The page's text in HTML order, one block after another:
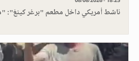
ناشط أمريكي داخل مطعم "برغر كينغ":